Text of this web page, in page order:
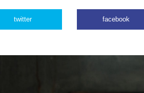
twitter facebook